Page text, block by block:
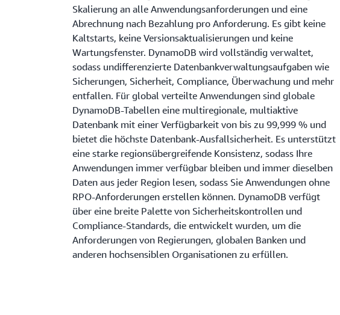
Skalierung an alle Anwendungsanforderungen und eine
Abrechnung nach Bezahlung pro Anforderung. Es gibt keine
Kaltstarts, keine Versionsaktualisierungen und keine
Wartungsfenster. DynamoDB wird vollständig verwaltet,
sodass undifferenzierte Datenbankverwaltungsaufgaben wie
Sicherungen, Sicherheit, Compliance, Überwachung und mehr
entfallen. Für global verteilte Anwendungen sind globale
DynamoDB-Tabellen eine multiregionale, multiaktive
Datenbank mit einer Verfügbarkeit von bis zu 99,999 % und
bietet die höchste Datenbank-Ausfallsicherheit. Es unterstützt
eine starke regionsübergreifende Konsistenz, sodass Ihre
Anwendungen immer verfügbar bleiben und immer dieselben
Daten aus jeder Region lesen, sodass Sie Anwendungen ohne
RPO-Anforderungen erstellen können. DynamoDB verfügt
über eine breite Palette von Sicherheitskontrollen und
Compliance-Standards, die entwickelt wurden, um die
Anforderungen von Regierungen, globalen Banken und
anderen hochsensiblen Organisationen zu erfüllen.